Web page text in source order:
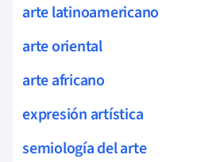
arte latinoamericano
arte oriental
arte africano
expresión artística
semiología del arte